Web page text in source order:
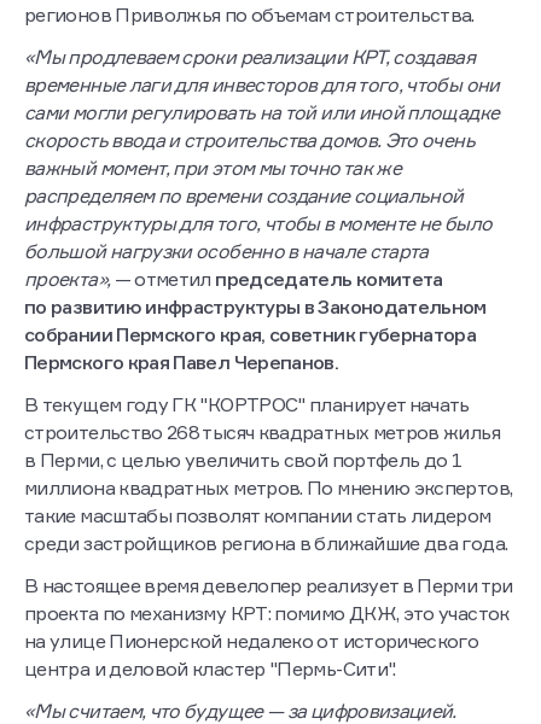
регионов Приволжья по объемам строительства.
«Мы продлеваем сроки реализации КРТ, создавая
временные лаги для инвесторов для того, чтобы они
сами могли регулировать на той или иной площадке
скорость ввода и строительства домов. Это очень
важный момент, при этом мы точно так же
распределяем по времени создание социальной
инфраструктуры для того, чтобы в моменте не было
большой нагрузки особенно в начале старта
проекта»,— отметил председатель комитета
по развитию инфраструктуры в Законодательном
собрании Пермского края, советник губернатора
Пермского края Павел Черепанов.
В текущем году ГК "КОРТРОС" планирует начать
строительство 268 тысяч квадратных метров жилья
в Перми, с целью увеличить свой портфель до 1
миллиона квадратных метров. По мнению экспертов,
такие масштабы позволят компании стать лидером
среди застройщиков региона в ближайшие два года.
В настоящее время девелопер реализует в Перми три
проекта по механизму КРТ: помимо ДКЖ, это участок
на улице Пионерской недалеко от исторического
центра и деловой кластер "Пермь-Сити".
«Мы считаем, что будущее — за цифровизацией.